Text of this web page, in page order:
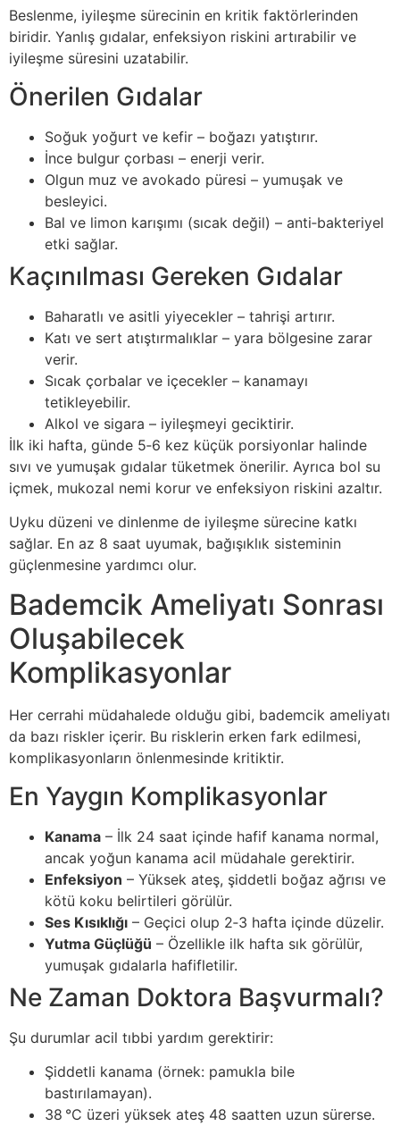
Beslenme, iyileşme sürecinin en kritik faktörlerinden
biridir. Yanlış gıdalar, enfeksiyon riskini artırabilir ve
iyileşme süresini uzatabilir.
Önerilen Gıdalar
Soğuk yoğurt ve kefir – boğazı yatıştırır.
İnce bulgur çorbası – enerji verir.
Olgun muz ve avokado püresi – yumuşak ve
besleyici.
Bal ve limon karışımı (sıcak değil) – anti‑bakteriyel
etki sağlar.
Kaçınılması Gereken Gıdalar
Baharatlı ve asitli yiyecekler – tahrişi artırır.
Katı ve sert atıştırmalıklar – yara bölgesine zarar
verir.
Sıcak çorbalar ve içecekler – kanamayı
tetikleyebilir.
Alkol ve sigara – iyileşmeyi geciktirir.
İlk iki hafta, günde 5‑6 kez küçük porsiyonlar halinde
sıvı ve yumuşak gıdalar tüketmek önerilir. Ayrıca bol su
içmek, mukozal nemi korur ve enfeksiyon riskini azaltır.
Uyku düzeni ve dinlenme de iyileşme sürecine katkı
sağlar. En az 8 saat uyumak, bağışıklık sisteminin
güçlenmesine yardımcı olur.
Bademcik Ameliyatı Sonrası
Oluşabilecek
Komplikasyonlar
Her cerrahi müdahalede olduğu gibi, bademcik ameliyatı
da bazı riskler içerir. Bu risklerin erken fark edilmesi,
komplikasyonların önlenmesinde kritiktir.
En Yaygın Komplikasyonlar
Kanama – İlk 24 saat içinde hafif kanama normal,
ancak yoğun kanama acil müdahale gerektirir.
Enfeksiyon – Yüksek ateş, şiddetli boğaz ağrısı ve
kötü koku belirtileri görülür.
Ses Kısıklığı – Geçici olup 2‑3 hafta içinde düzelir.
Yutma Güçlüğü – Özellikle ilk hafta sık görülür,
yumuşak gıdalarla hafifletilir.
Ne Zaman Doktora Başvurmalı?
Şu durumlar acil tıbbi yardım gerektirir:
Şiddetli kanama (örnek: pamukla bile
bastırılamayan).
38 °C üzeri yüksek ateş 48 saatten uzun sürerse.